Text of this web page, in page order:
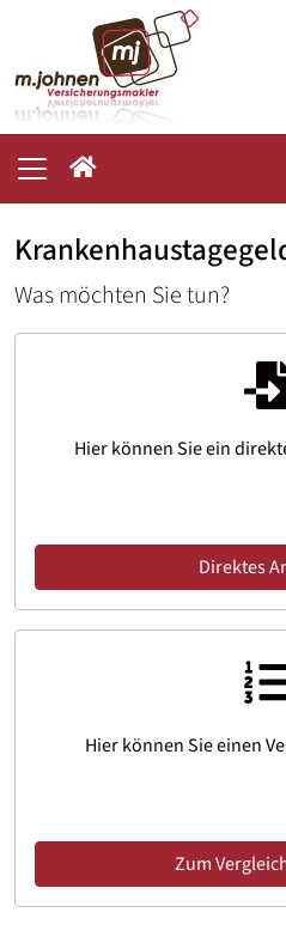
Was möchten Sie tun?
Hier können Sie ein
Direktes
Hier können Sie einen
Zum